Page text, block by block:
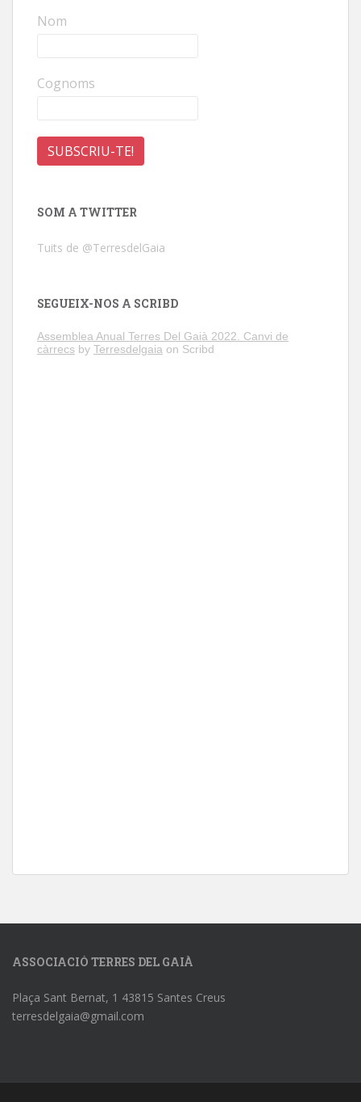
Nom
Cognoms
SOM A TWITTER
Tuits de @TerresdelGaia
SEGUEIX-NOS A SCRIBD
Assemblea Anual Terres Del Gaià 2022. Canvi de
càrrecs by Terresdelgaia on Scribd
ASSOCIACIÓ TERRES DEL GAIÀ
Plaça Sant Bernat, 1 43815 Santes Creus
terresdelgaia@gmail.com